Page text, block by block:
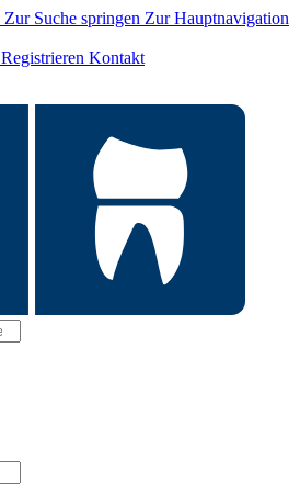
Zur Suche springen Zur Hauptnavigation
Registrieren Kontakt